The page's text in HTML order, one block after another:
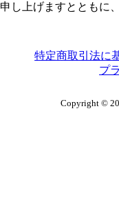
申し上げますとともに
特定商取引法に
プ
Copyright ©